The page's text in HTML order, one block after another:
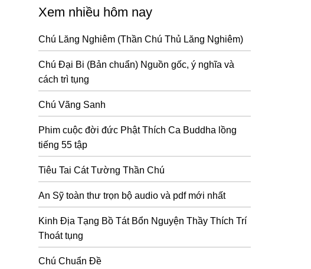
Xem nhiều hôm nay
Chú Lăng Nghiêm (Thần Chú Thủ Lăng Nghiêm)
Chú Đại Bi (Bản chuẩn) Nguồn gốc, ý nghĩa và
cách trì tụng
Chú Vãng Sanh
Phim cuộc đời đức Phật Thích Ca Buddha lồng
tiếng 55 tập
Tiêu Tai Cát Tường Thần Chú
An Sỹ toàn thư trọn bộ audio và pdf mới nhất
Kinh Địa Tạng Bồ Tát Bổn Nguyện Thầy Thích Trí
Thoát tụng
Chú Chuẩn Đề